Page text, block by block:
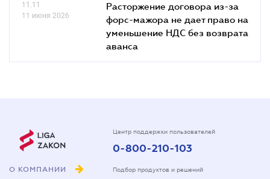
11.11
11 июня 2026
Расторжение договора из-за
форс-мажора не дает право на
уменьшение НДС без возврата
аванса
О КОМПАНИИ
Центр поддержки пользователей
0-800-210-103
Подбор продуктов и решений